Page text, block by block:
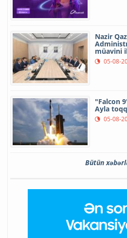
Nazir
müavini
05-08-
"Falcon
Ayla
05-08-
Bütün